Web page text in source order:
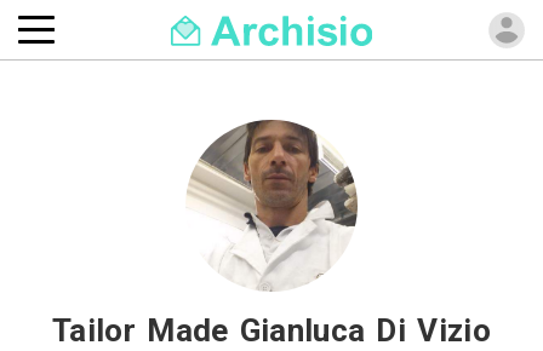
Tailor Made Gianluca Di Vizio